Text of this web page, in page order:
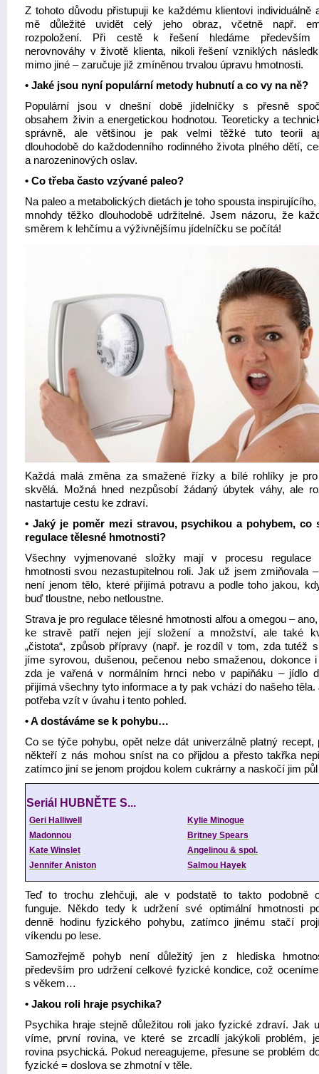
Z tohoto důvodu přistupuji ke každému klientovi individuálně
mě důležité uvidět celý jeho obraz, včetně např.
rozpoložení. Při cestě k řešení hledáme především
nerovnováhy v životě klienta, nikoli řešení vzniklých
mimo jiné – zaručuje již zmíněnou trvalou úpravu hmotnosti.
• Jaké jsou nyní populární metody hubnutí a co vy na ně?
Populární jsou v dnešní době jídelníčky s přesně
obsahem živin a energetickou hodnotou. Teoreticky a
správně, ale většinou je pak velmi těžké tuto teorii
dlouhodobě do každodenního rodinného života plného dětí,
a narozeninových oslav.
• Co třeba často vzývané paleo?
Na paleo a metabolických dietách je toho spousta inspirujícího,
mnohdy těžko dlouhodobě udržitelné. Jsem názoru, že
směrem k lehčímu a výživnějšímu jídelníčku se počítá!
Každá malá změna za smažené řízky a bílé rohlíky je
skvělá. Možná hned nezpůsobí žádaný úbytek váhy, ale
nastartuje cestu ke zdraví.
• Jaký je poměr mezi stravou, psychikou a pohybem, co
regulace tělesné hmotnosti?
Všechny vyjmenované složky mají v procesu regulace
hmotnosti svou nezastupitelnou roli. Jak už jsem zmiňovala
není jenom tělo, které přijímá potravu a podle toho jakou,
buď tloustne, nebo netloustne.
Strava je pro regulace tělesné hmotnosti alfou a omegou –
ke stravě patří nejen její složení a množství, ale také
„čistota“, způsob přípravy (např. je rozdíl v tom, zda tutéž
jíme syrovou, dušenou, pečenou nebo smaženou, dokonce
zda je vařená v normálním hrnci nebo v papiňáku – jídlo
přijímá všechny tyto informace a ty pak vchází do našeho těla.
potřeba vzít v úvahu i tento pohled.
• A dostáváme se k pohybu…
Co se týče pohybu, opět nelze dát univerzálně platný recept,
někteří z nás mohou sníst na co přijdou a přesto takřka
zatímco jiní se jenom projdou kolem cukrárny a naskočí jim
Seriál HUBNĚTE S...
Geri Halliwell
Kylie Minogue
Madonnou
Britney Spears
Kate Winslet
Angelinou & spol.
Jennifer Aniston
Salmou Hayek
Teď to trochu zlehčuji, ale v podstatě to takto podobně
funguje. Někdo tedy k udržení své optimální hmotnosti
denně hodinu fyzického pohybu, zatímco jinému stačí
víkendu po lese.
Samozřejmě pohyb není důležitý jen z hlediska
především pro udržení celkové fyzické kondice, což
s věkem…
• Jakou roli hraje psychika?
Psychika hraje stejně důležitou roli jako fyzické zdraví. Jak
víme, první rovina, ve které se zrcadlí jakýkoli problém,
rovina psychická. Pokud nereagujeme, přesune se problém
fyzické = doslova se zhmotní v těle.